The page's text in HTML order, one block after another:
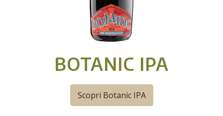
BOTANIC IPA
Scopri Botanic IPA